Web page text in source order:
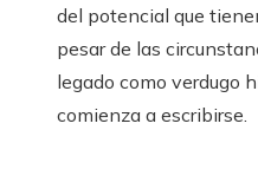
del potencial que
pesar de las
legado como verdugo
comienza a escribirse.